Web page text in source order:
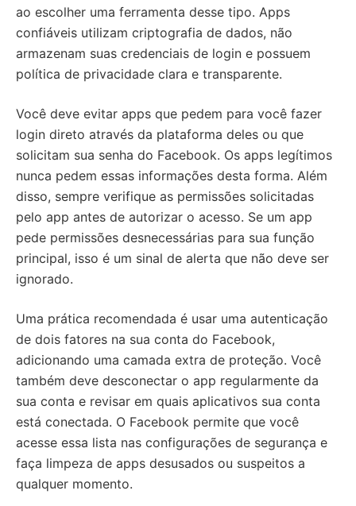
ao escolher uma ferramenta desse tipo. Apps
confiáveis utilizam criptografia de dados, não
armazenam suas credenciais de login e possuem
política de privacidade clara e transparente.
Você deve evitar apps que pedem para você fazer
login direto através da plataforma deles ou que
solicitam sua senha do Facebook. Os apps legítimos
nunca pedem essas informações desta forma. Além
disso, sempre verifique as permissões solicitadas
pelo app antes de autorizar o acesso. Se um app
pede permissões desnecessárias para sua função
principal, isso é um sinal de alerta que não deve ser
ignorado.
Uma prática recomendada é usar uma autenticação
de dois fatores na sua conta do Facebook,
adicionando uma camada extra de proteção. Você
também deve desconectar o app regularmente da
sua conta e revisar em quais aplicativos sua conta
está conectada. O Facebook permite que você
acesse essa lista nas configurações de segurança e
faça limpeza de apps desusados ou suspeitos a
qualquer momento.